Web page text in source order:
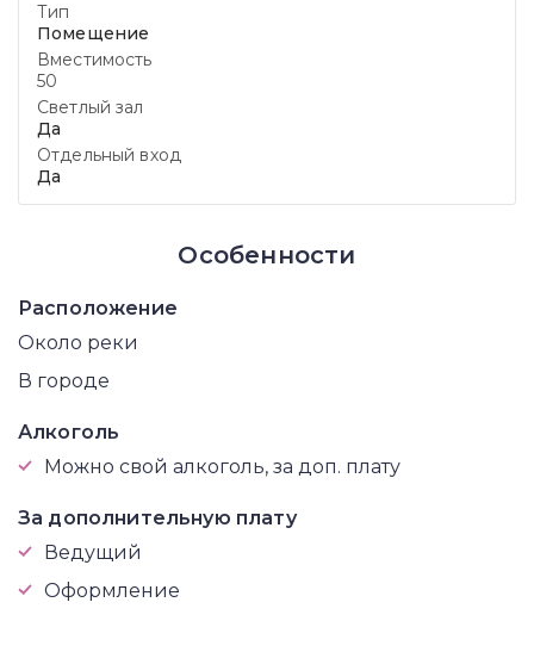
Тип
Помещение
Вместимость
50
Светлый зал
Да
Отдельный вход
Да
Особенности
Расположение
Около реки
В городе
Алкоголь
Можно свой алкоголь, за доп. плату
За дополнительную плату
Ведущий
Оформление